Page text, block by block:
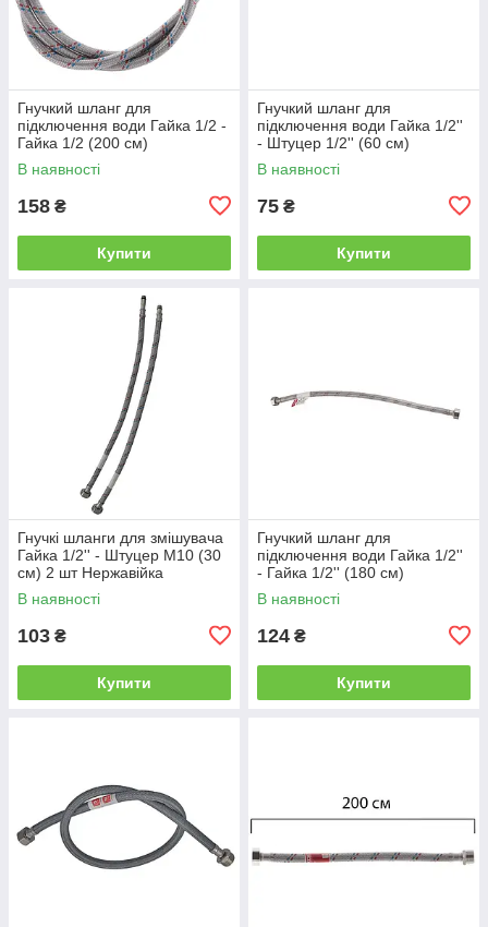
Гнучкий шланг для
підключення води Гайка 1/2 -
Гайка 1/2 (200 см)
Нержавійка
В наявності
158 ₴
Купити
Гнучкий шланг для
підключення води Гайка 1/2''
- Штуцер 1/2'' (60 см)
Нержавійка
В наявності
75 ₴
Купити
Гнучкі шланги для змішувача
Гайка 1/2'' - Штуцер M10 (30
см) 2 шт Нержавійка
В наявності
103 ₴
Купити
Гнучкий шланг для
підключення води Гайка 1/2''
- Гайка 1/2'' (180 см)
(силіконова оболонка) Чехія
В наявності
124 ₴
Купити